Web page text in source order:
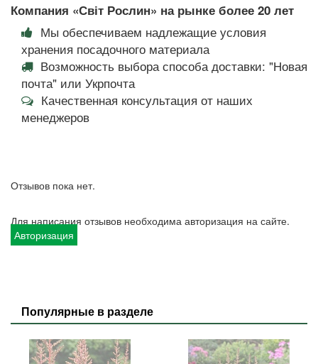
Компания «Світ Рослин» на рынке более 20 лет
Мы обеспечиваем надлежащие условия
хранения посадочного материала
Возможность выбора способа доставки: "Новая
почта" или Укрпочта
Качественная консультация от наших
менеджеров
Отзывов пока нет.
Для написания отзывов необходима авторизация на сайте.
Авторизация
Популярные в разделе